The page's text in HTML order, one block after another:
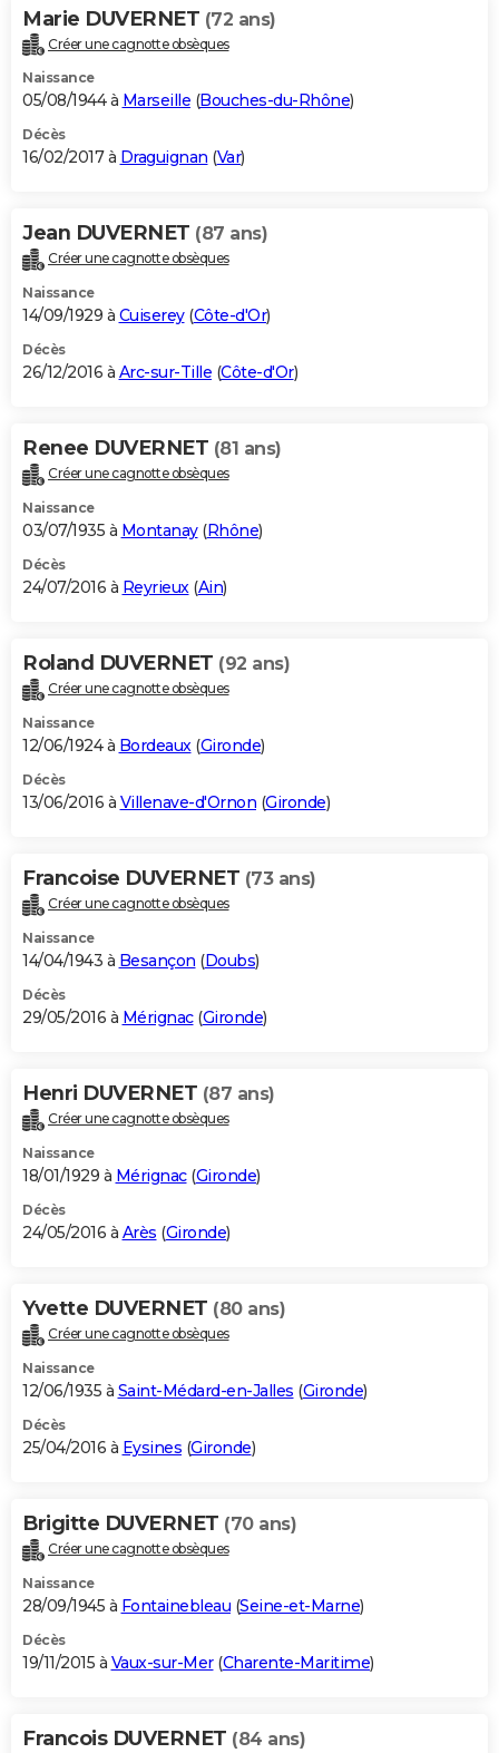
Marie DUVERNET (72 ans)
Créer une cagnotte obsèques
Naissance
05/08/1944 à Marseille (Bouches-du-Rhône)
Décès
16/02/2017 à Draguignan (Var)
Jean DUVERNET (87 ans)
Créer une cagnotte obsèques
Naissance
14/09/1929 à Cuiserey(Côte-d'Or)
Décès
26/12/2016 à Arc-sur-Tille (Côte-d'Or)
Renee DUVERNET (81 ans)
Créer une cagnotte obsèques
Naissance
03/07/1935 à Montanay(Rhône)
Décès
24/07/2016 à Reyrieux(Ain)
Roland DUVERNET (92 ans)
Créer une cagnotte obsèques
Naissance
12/06/1924 à Bordeaux(Gironde)
Décès
13/06/2016 à Villenave-d'Ornon (Gironde)
Francoise DUVERNET (73 ans)
Créer une cagnotte obsèques
Naissance
14/04/1943 à Besançon (Doubs)
Décès
29/05/2016 à Mérignac(Gironde)
Henri DUVERNET (87 ans)
Créer une cagnotte obsèques
Naissance
18/01/1929 à Mérignac(Gironde)
Décès
24/05/2016 à Arès (Gironde)
Yvette DUVERNET (80 ans)
Créer une cagnotte obsèques
Naissance
12/06/1935 à Saint-Médard-en-Jalles (Gironde)
Décès
25/04/2016 à Eysines (Gironde)
Brigitte DUVERNET (70 ans)
Créer une cagnotte obsèques
Naissance
28/09/1945 à Fontainebleau (Seine-et-Marne)
Décès
19/11/2015 à Vaux-sur-Mer(Charente-Maritime)
Francois DUVERNET (84 ans)